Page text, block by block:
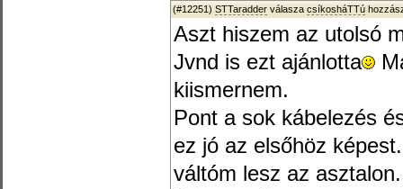
(#12251) STTaradder válasza csíkosháTTú
Aszt hiszem az utolsó
Jvnd is ezt ajánlotta
kiismernem.
Pont a sok kábelezés
ez jó az elsőhöz
váltóm lesz az asztalon.